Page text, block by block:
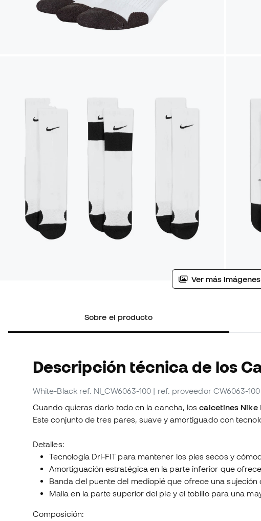
Ver más imágenes
Sobre el producto
Descripción técnica de los
White-Black ref. NI_CW6063-100 | ref. proveedor CW6063-100
Cuando quieras darlo todo en la cancha, loscalcetines Nike
Este conjunto de tres pares, suave y amortiguado con
Detalles:
Tecnología Dri-FIT para mantener los pies secos y
Amortiguación estratégica en la parte inferior que
Banda del puente del mediopié que ofrece una sujeción
Malla en la parte superior del pie y el tobillo para una
Composición: